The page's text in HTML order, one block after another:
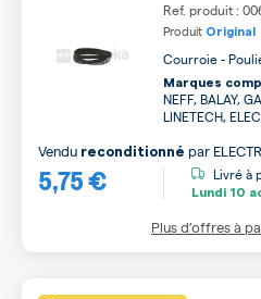
Ref. produit :
Produit Original
Courroie -
Marques
NEFF, BALAY,
LINETECH,
5,75 €
Vendu reconditionné par
Livré à
Lundi 10
Plus d’offres à